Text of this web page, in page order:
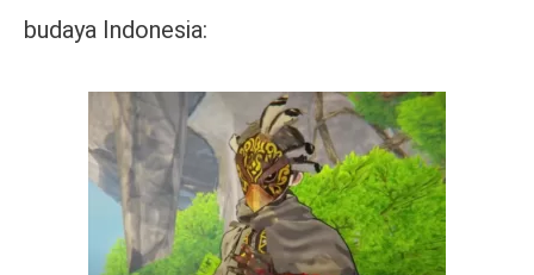
budaya Indonesia: